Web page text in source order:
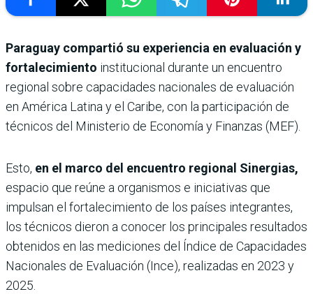
Paraguay compartió su experiencia en evaluación y
fortalecimiento institucional durante un encuentro
regional sobre capacidades nacionales de evaluación
en América Latina y el Caribe, con la participación de
técnicos del Ministerio de Economía y Finanzas (MEF).
Esto, en el marco del encuentro regional Sinergias,
espacio que reúne a organismos e iniciativas que
impulsan el fortalecimiento de los países integrantes,
los técnicos dieron a conocer los principales resultados
obtenidos en las mediciones del Índice de Capacidades
Nacionales de Evaluación (Ince), realizadas en 2023 y
2025.